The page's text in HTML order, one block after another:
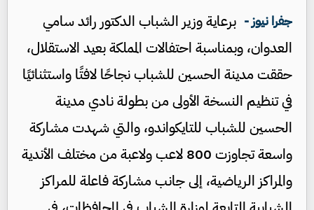
جفرا نيوز - برعاية وزير الشباب الدكتور رائد سامي
العدوان، وبمناسبة احتفالات المملكة بعيد الاستقلال،
حققت مدينة الحسين للشباب نجاحًا لافتًا واستثنائيًا
في تنظيم النسخة الأولى من بطولة نادي مدينة
الحسين للشباب للتايكواندو، والتي شهدت مشاركة
واسعة تجاوزت 800 لاعب ولاعبة من مختلف الأندية
والمراكز الرياضية، إلى جانب مشاركة فاعلة للمراكز